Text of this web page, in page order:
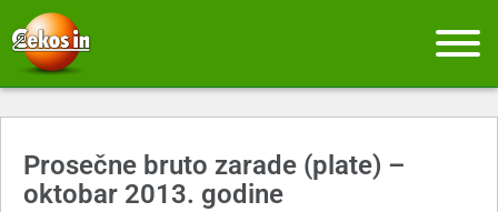
Prosečne bruto zarade (plate) –
oktobar 2013. godine